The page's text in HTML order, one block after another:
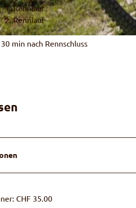
Rennlauf
Rennlauf
min nach Rennschluss
CHF 35.00